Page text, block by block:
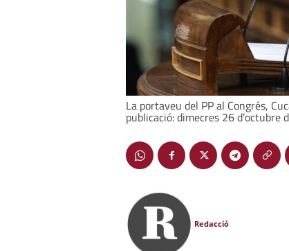
La portaveu del PP al Congrés,
publicació: dimecres 26
Redacció